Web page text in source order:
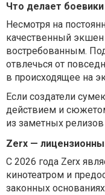
Что делает
Несмотря на
качественный
востребованным.
отвлечься от
в происходящее на
Если создатели
действием и
из заметных релизов
Zerx —
С 2026 года Zerx
кинотеатром и
законных